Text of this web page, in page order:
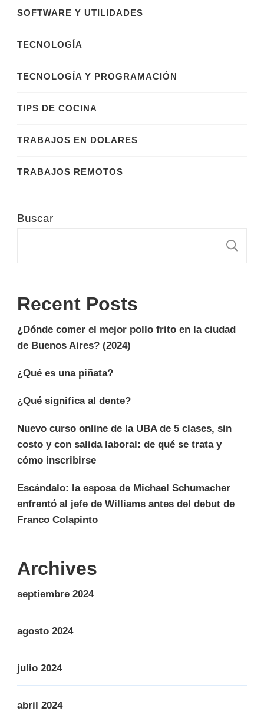
SOFTWARE Y UTILIDADES
TECNOLOGÍA
TECNOLOGÍA Y PROGRAMACIÓN
TIPS DE COCINA
TRABAJOS EN DOLARES
TRABAJOS REMOTOS
Buscar
Recent Posts
¿Dónde comer el mejor pollo frito en la ciudad
de Buenos Aires? (2024)
¿Qué es una piñata?
¿Qué significa al dente?
Nuevo curso online de la UBA de 5 clases, sin
costo y con salida laboral: de qué se trata y
cómo inscribirse
Escándalo: la esposa de Michael Schumacher
enfrentó al jefe de Williams antes del debut de
Franco Colapinto
Archives
septiembre 2024
agosto 2024
julio 2024
abril 2024